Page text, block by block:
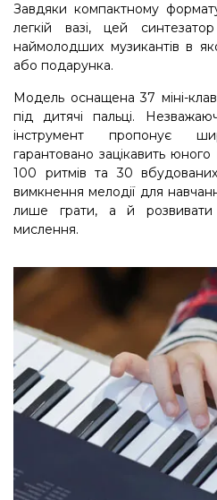
Завдяки компактному
легкій вазі, цей
наймолодших музикантів в
або подарунка.
Модель оснащена 37 міні-
під дитячі пальці.
інструмент пропонує
гарантовано зацікавить
100 ритмів та 30
вимкнення мелодії для
лише грати, а й
мислення.